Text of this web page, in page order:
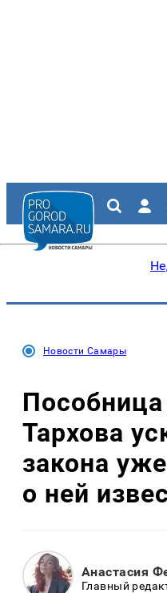
Новости Самары
Пособница
Тархова
закона
о ней
Анастасия
Главный